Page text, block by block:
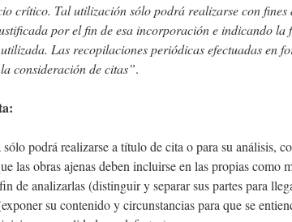
crítico. Tal utilización sólo podrá realizarse con fines
por el fin de esa incorporación e indicando la
Las recopilaciones periódicas efectuadas en
consideración de citas”.
podrá realizarse a título de cita o para su análisis,
las obras ajenas deben incluirse en las propias como
de analizarlas (distinguir y separar sus partes para
su contenido y circunstancias para que se